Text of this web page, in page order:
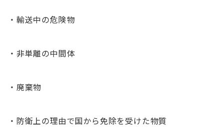
・輸送中の危険物
・非単離の中間体
・廃棄物
・防衛上の理由で国から免除を受けた物質